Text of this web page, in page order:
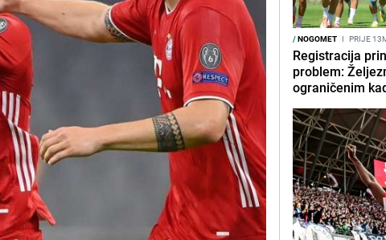
/NOGOMET I PRIJE
Registracija
problem:
ograničenim